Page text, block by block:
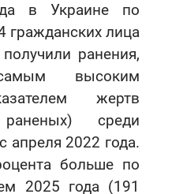
в Украине по
гражданских лица
ранения,
высоким
жертв
среди
апреля 2022 года.
больше по
2025 года (191